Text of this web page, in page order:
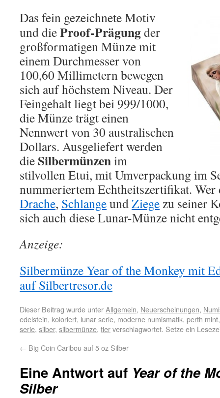
Das fein gezeichnete Motiv
und dieProof-Prägungder
großformatigen Münze mit
einem Durchmesser von
100,60 Millimetern bewegen
sich auf höchstem Niveau. Der
Feingehalt liegt bei 999/1000,
die Münze trägt einen
Nennwert von 30 australischen
Dollars. Ausgeliefert werden
die Silbermünzenim
stilvollen Etui, mit Umverpackung im
nummeriertem Echtheitszertifikat. Wer
Drache, SchlangeundZiegezu seiner
sich auch diese Lunar-Münze nicht
Anzeige:
Silbermünze Year of the Monkey mit
auf Silbertresor.de
Dieser Beitrag wurde unterAllgemein, Neuerscheinungen,
edelstein, koloriert, lunar serie, moderne numismatik, perth mint
serie, silber, silbermünze, tierverschlagwortet. Setze ein
← Big Coin Caribou auf 5 oz Silber
Eine Antwort auf Year of the
Silber